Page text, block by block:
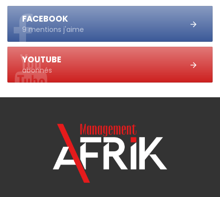
FACEBOOK
9 mentions j'aime
YOUTUBE
abonnés